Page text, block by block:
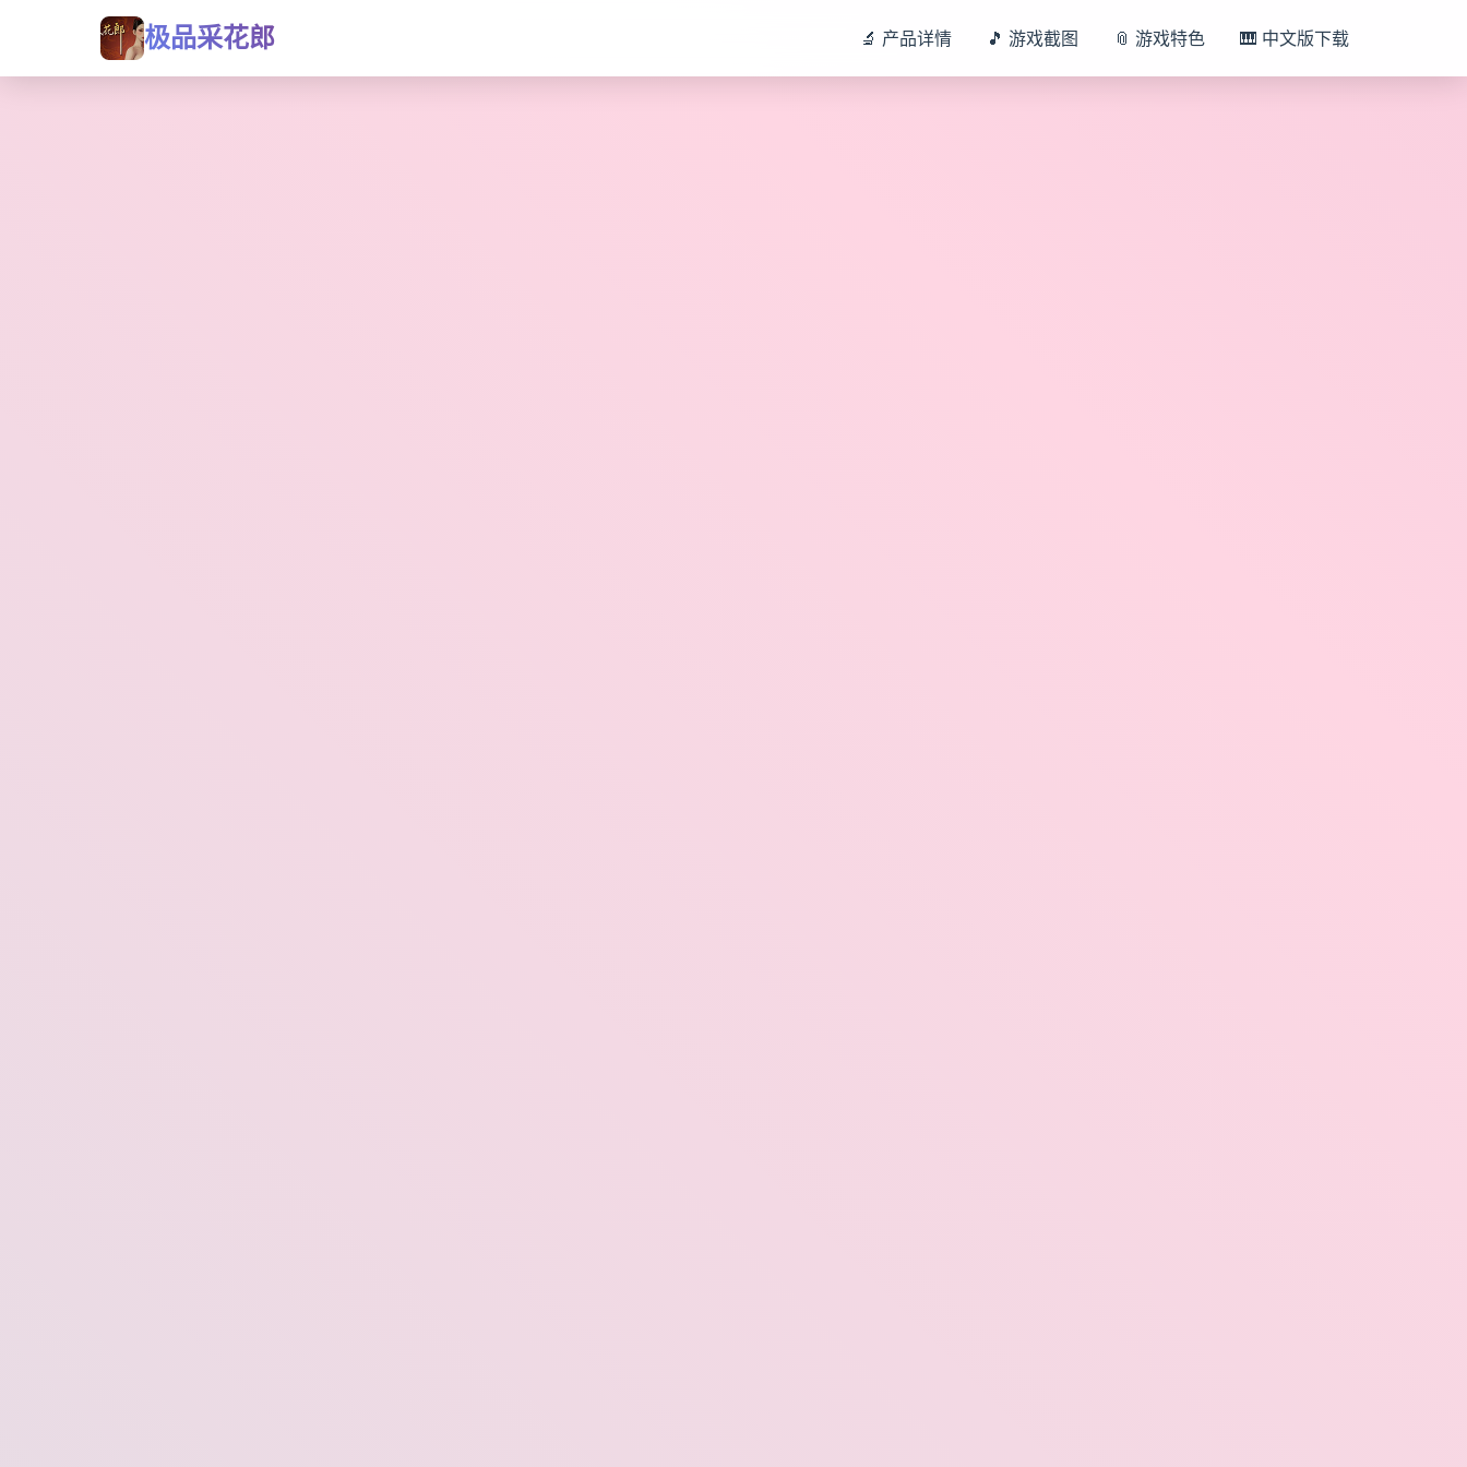
极品采花郎 🔬 产品详情 🎵 游戏截图 📎 游戏特色 🎹 中文版下载